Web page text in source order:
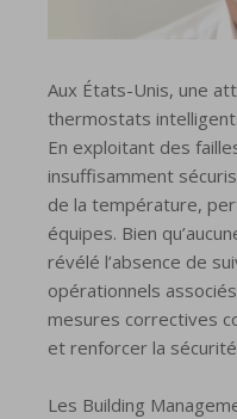
Aux États-Unis, une
thermostats
En exploitant des
insuffisamment
de la température,
équipes. Bien
révélé l’absence de
opérationnels
mesures correctives
et renforcer la
Les Building